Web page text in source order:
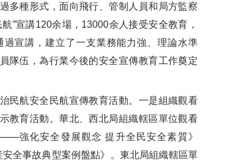
多種形式，面向飛行、管制人員和局方監察
”宣講120余場，13000余人接受安全教育，
宣講，建立了一支業務能力強、理論水準
隊伍，為行業今後的安全宣傳教育工作奠定
航安全民航宣傳教育活動。一是組織觀看
教育活動。華北、西北局組織轄區單位觀看
強化安全發展觀念 提升全民安全素質》
全事故典型案例盤點》。東北局組織轄區單